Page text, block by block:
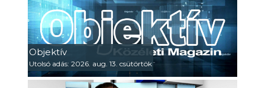
Objektív
Utolsó adás: 2026. aug. 13. csütörtök